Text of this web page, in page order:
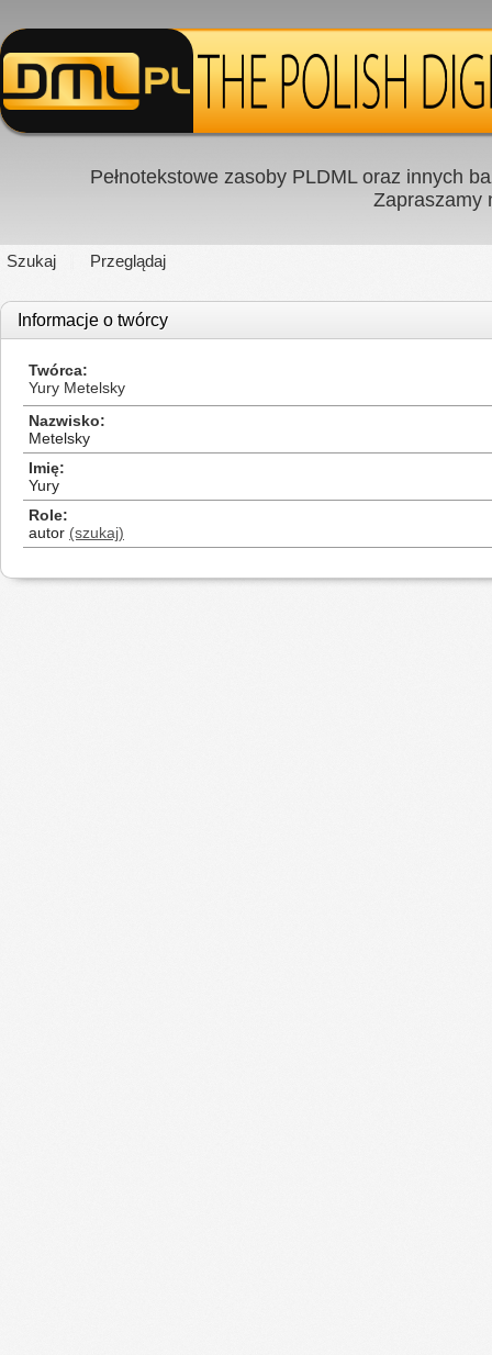
Pełnotekstowe zasoby PLDML oraz innych
Zapraszamy
Szukaj Przeglądaj
Informacje o twórcy
Twórca
Yury Metelsky
Nazwisko
Metelsky
Imię
Yury
Role
autor (szukaj)